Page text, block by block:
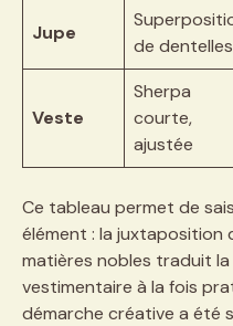
Jupe
de dentelles
Veste
Sherpa
courte,
ajustée
Ce tableau permet de
élément : la juxtaposition
matières nobles traduit la
vestimentaire à la fois
démarche créative a été